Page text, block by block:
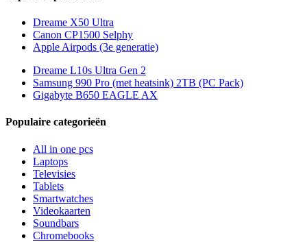
Dreame X50 Ultra
Canon CP1500 Selphy
Apple Airpods (3e generatie)
Dreame L10s Ultra Gen 2
Samsung 990 Pro (met heatsink) 2TB (PC Pack)
Gigabyte B650 EAGLE AX
Populaire categorieën
All in one pcs
Laptops
Televisies
Tablets
Smartwatches
Videokaarten
Soundbars
Chromebooks